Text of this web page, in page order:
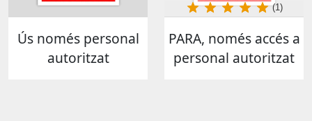
Ús només personal
autoritzat
PARA, només accés a
personal autoritzat
(1)